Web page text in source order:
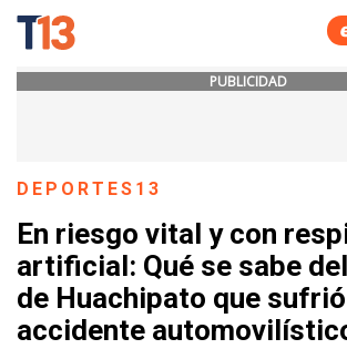
PUBLICIDAD
DEPORTES13
En riesgo vital y con
artificial: Qué se sabe
de Huachipato que sufrió
accidente